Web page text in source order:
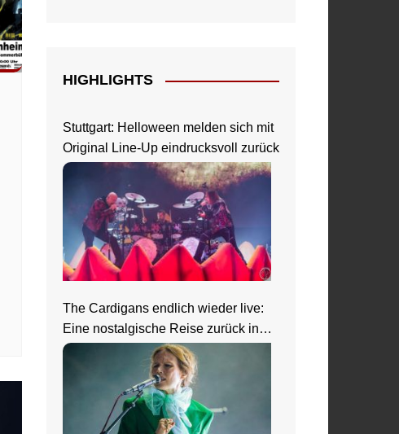
HIGHLIGHTS
Stuttgart: Helloween melden sich mit
Original Line-Up eindrucksvoll zurück
The Cardigans endlich wieder live:
Eine nostalgische Reise zurück in
die 90er beim Zeltfestival Rhein-